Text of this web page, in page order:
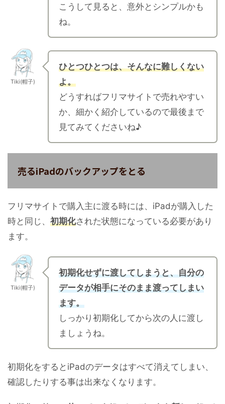
こうして見ると、意外とシンプルかも
ね。
Tiki(帽子)
ひとつひとつは、そんなに難しくない
よ。
どうすればフリマサイトで売れやすい
か、細かく紹介しているので最後まで
見てみてくださいね♪
売るiPadのバックアップをとる
フリマサイトで購入主に渡る時には、iPadが購入した
時と同じ、 初期化された状態になっている必要があり
ます。
Tiki(帽子)
初期化せずに渡してしまうと、自分の
データが相手にそのまま渡ってしまい
ます。
しっかり初期化してから次の人に渡し
ましょうね。
初期化をするとiPadのデータはすべて消えてしまい、
確認したりする事は出来なくなります。